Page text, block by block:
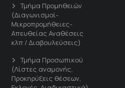
Τμήμα Προμηθειών
(Διαγωνισμοί-
Μικροπρομήθειες-
Απευθείας Αναθέσεις
κλπ / Διαβουλεύσεις)
Τμήμα Προσωπικού
(Λίστες αναμονής,
Προκηρύξεις θέσεων,